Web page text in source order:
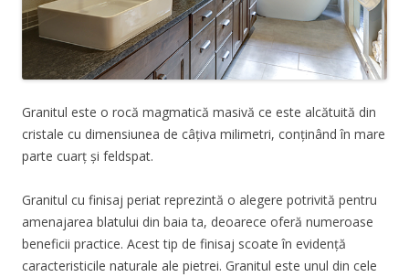
Granitul este o rocă magmatică masivă ce este alcătuită din
cristale cu dimensiunea de câțiva milimetri, conținând în mare
parte cuarț și feldspat.
Granitul cu finisaj periat reprezintă o alegere potrivită pentru
amenajarea blatului din baia ta, deoarece oferă numeroase
beneficii practice. Acest tip de finisaj scoate în evidență
caracteristicile naturale ale pietrei. Granitul este unul din cele